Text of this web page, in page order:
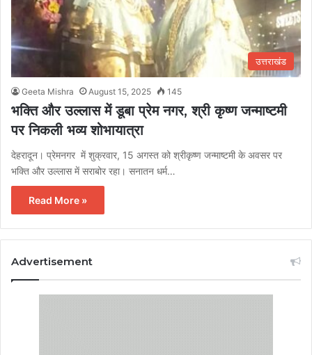
उत्तराखंड
Geeta Mishra August 15, 2025 145
भक्ति और उल्लास में डूबा प्रेम नगर, श्री कृष्ण जन्माष्टमी
पर निकली भव्य शोभायात्रा
देहरादून। प्रेमनगर में शुक्रवार, 15 अगस्त को श्रीकृष्ण जन्माष्टमी के अवसर पर
भक्ति और उल्लास में सराबोर रहा। सनातन धर्म…
Read More »
Advertisement